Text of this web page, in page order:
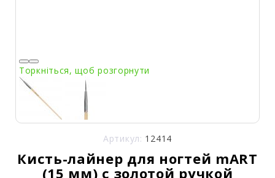
Торкніться, щоб розгорнути
Артикул: 12414
Кисть-лайнер для ногтей mART
(15 мм) с золотой ручкой